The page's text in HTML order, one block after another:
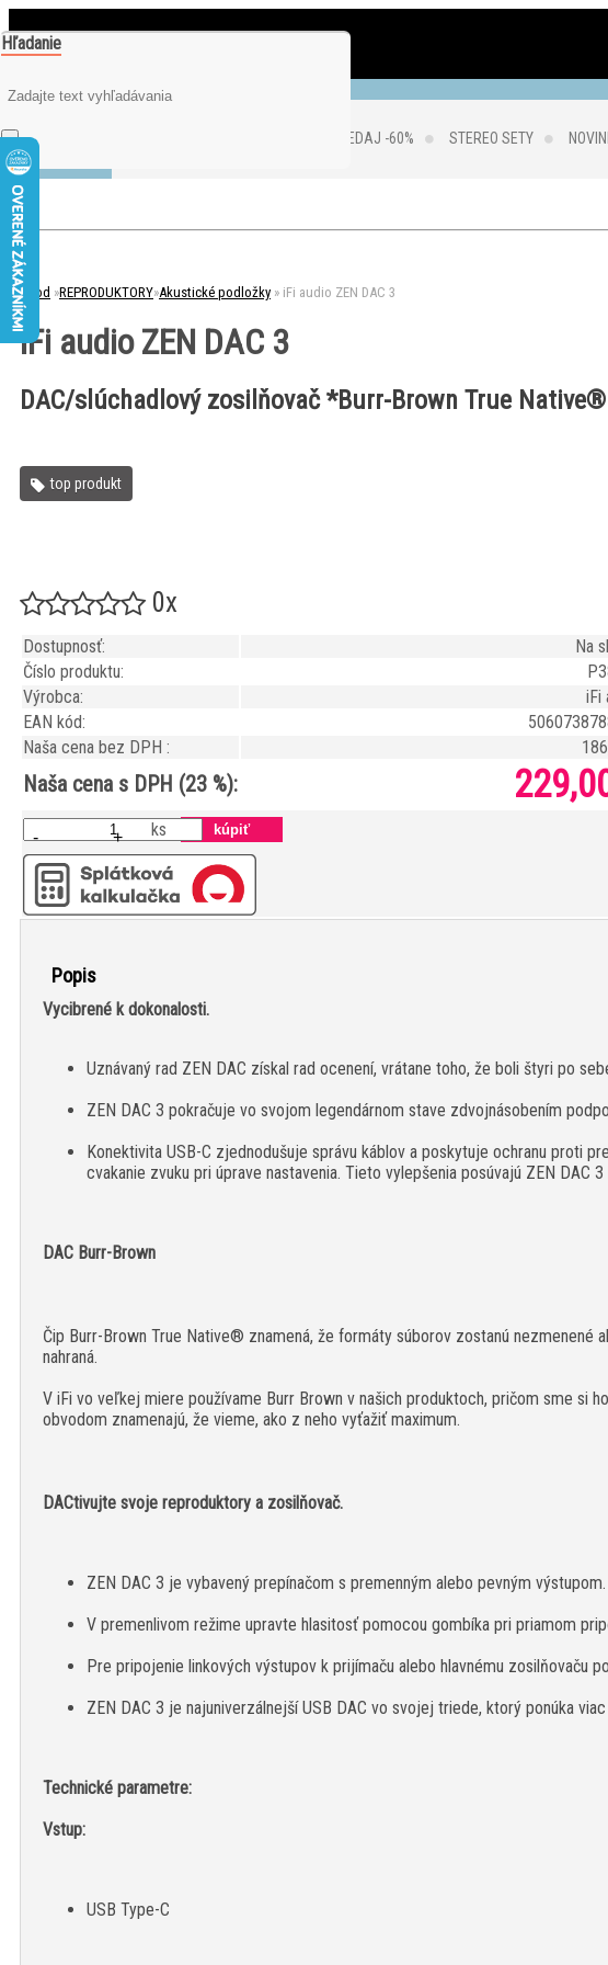
Hľadanie
VÝPREDAJ -60% STEREO SETY
Úvod »REPRODUKTORY»Akustické podložky » iFi audio ZEN DAC 3
iFi audio ZEN DAC 3
DAC/slúchadlový zosilňovač *Burr-Brown True
top produkt
0x
Dostupnosť:
Na
Číslo produktu:
Výrobca:
iFi
EAN kód:
Naša cena bez DPH :
Naša cena s DPH (23 %):
- + ks
Popis
Vycibrené k dokonalosti.
Uznávaný rad ZEN DAC získal rad ocenení, vrátane toho, že boli štyri po
ZEN DAC 3 pokračuje vo svojom legendárnom stave zdvojnásobením
Konektivita USB-C zjednodušuje správu káblov a poskytuje ochranu proti
cvakanie zvuku pri úprave nastavenia. Tieto vylepšenia posúvajú ZEN DAC
DAC Burr-Brown
Čip Burr-Brown True Native® znamená, že formáty súborov zostanú nezmenené
nahraná.
V iFi vo veľkej miere používame Burr Brown v našich produktoch, pričom sme si
obvodom znamenajú, že vieme, ako z neho vyťažiť maximum.
DACtivujte svoje reproduktory a zosilňovač.
ZEN DAC 3 je vybavený prepínačom s premenným alebo pevným výstupom.
V premenlivom režime upravte hlasitosť pomocou gombíka pri priamom
Pre pripojenie linkových výstupov k prijímaču alebo hlavnému zosilňovaču
ZEN DAC 3 je najuniverzálnejší USB DAC vo svojej triede, ktorý ponúka
Technické parametre:
Vstup:
USB Type-C